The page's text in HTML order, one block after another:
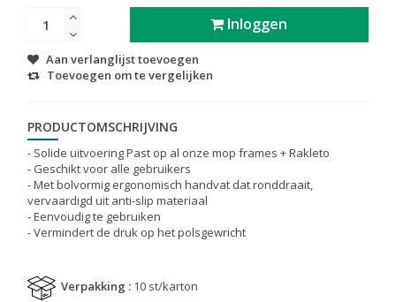
Inloggen
Aan verlanglijst toevoegen
Toevoegen om te vergelijken
PRODUCTOMSCHRIJVING
- Solide uitvoering Past op al onze mop frames + Rakleto
- Geschikt voor alle gebruikers
- Met bolvormig ergonomisch handvat dat ronddraait,
vervaardigd uit anti-slip materiaal
- Eenvoudig te gebruiken
- Vermindert de druk op het polsgewricht
Verpakking : 10 st/karton